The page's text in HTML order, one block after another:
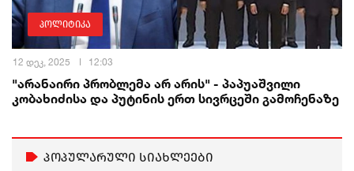
პოლიტიკა
12 დეკ, 2025 12:03
"არანაირი პრობლემა არ არის" - პაპუაშვილი
კობახიძისა და პუტინის ერთ სივრცეში გამოჩენაზე
პოპულარული სიახლეები